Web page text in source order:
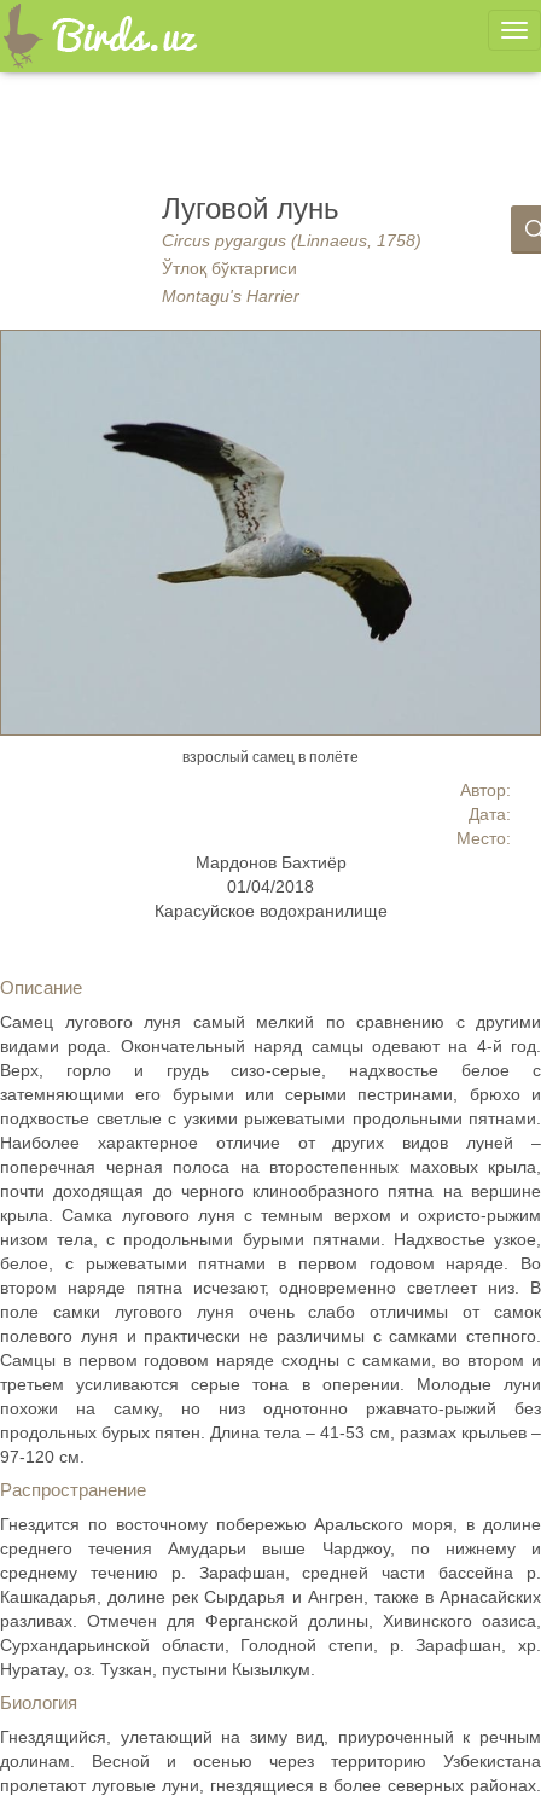
Луговой лунь
Circus pygargus (Linnaeus, 1758)
Ўтлоқ бўктаргиси
Montagu's Harrier
Автор:
Дата:
Место:
Мардонов Бахтиёр
01/04/2018
Карасуйское водохранилище
взрослый самец в полёте
Описание
Самец лугового луня самый мелкий по сравнению с другими
видами рода. Окончательный наряд самцы одевают на 4-й год.
Верх, горло и грудь сизо-серые, надхвостье белое с
затемняющими его бурыми или серыми пестринами, брюхо и
подхвостье светлые с узкими рыжеватыми продольными пятнами.
Наиболее характерное отличие от других видов луней –
поперечная черная полоса на второстепенных маховых крыла,
почти доходящая до черного клинообразного пятна на вершине
крыла. Самка лугового луня с темным верхом и охристо-рыжим
низом тела, с продольными бурыми пятнами. Надхвостье узкое,
белое, с рыжеватыми пятнами в первом годовом наряде. Во
втором наряде пятна исчезают, одновременно светлеет низ. В
поле самки лугового луня очень слабо отличимы от самок
полевого луня и практически не различимы с самками степного.
Самцы в первом годовом наряде сходны с самками, во втором и
третьем усиливаются серые тона в оперении. Молодые луни
похожи на самку, но низ однотонно ржавчато-рыжий без
продольных бурых пятен. Длина тела – 41-53 см, размах крыльев –
97-120 см.
Распространение
Гнездится по восточному побережью Аральского моря, в долине
среднего течения Амударьи выше Чарджоу, по нижнему и
среднему течению р. Зарафшан, средней части бассейна р.
Кашкадарья, долине рек Сырдарья и Ангрен, также в Арнасайских
разливах. Отмечен для Ферганской долины, Хивинского оазиса,
Сурхандарьинской области, Голодной степи, р. Зарафшан, хр.
Нуратау, оз. Тузкан, пустыни Кызылкум.
Биология
Гнездящийся, улетающий на зиму вид, приуроченный к речным
долинам. Весной и осенью через территорию Узбекистана
пролетают луговые луни, гнездящиеся в более северных районах.